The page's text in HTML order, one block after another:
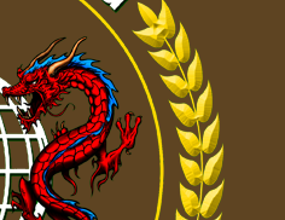
Bắc Thăng Long